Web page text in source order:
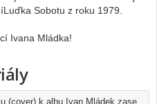
Sobotu z roku 1979.
Ivana Mládka!
(cover) k albu Ivan Mládek zase